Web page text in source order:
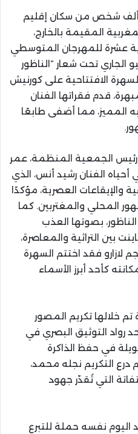
جمهور غفير تجاوز 40 ألف شخص من سكان إقليم
المقيمة بالخارج،
عشرة للمهرجان المتوسطي
مساء الجمعة 25 يوليو الجاري تحت شعار “الناظور
الافتتاحية على كورنيش
قدم فقراتها الفنان
المميز، مما أضفى طابعًا
الجمعية المنظمة، عمر
الفنان رشيد أنس، الذي
والإيقاعات العصرية، مؤكدًا
المحلي والمغتربين. كما
الناظور، بصوتها العذب
بين التراثية والمعاصرة،
لازارو فقد اختتم السهرة
كأحد أبرز الأسماء
خلالها تكريم المصور
رواد التوثيق البصري في
في حفظ الذاكرة
درع التكريم نجله محمد،
التي تُقدّر جهود
اليوم نفسه حملة للتبرع